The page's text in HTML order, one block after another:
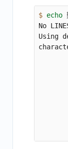
$ echo
No
Using